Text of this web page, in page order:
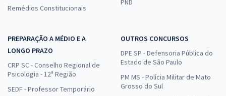
Remédios Constitucionais
PND
PREPARAÇÃO A MÉDIO E A
LONGO PRAZO
CRP SC - Conselho Regional de
Psicologia - 12ª Região
SEDF - Professor Temporário
OUTROS CONCURSOS
DPE SP - Defensoria Pública do
Estado de São Paulo
PM MS - Polícia Militar de Mato
Grosso do Sul